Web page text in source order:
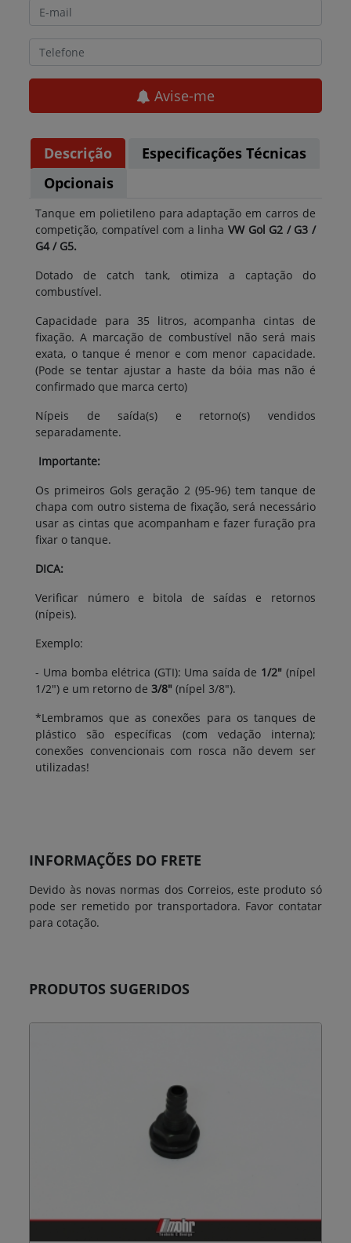
Avise-me
Descrição
Especificações Técnicas
Opcionais
Tanque em polietileno para adaptação em carros de
competição, compatível com a linha VW Gol G2 / G3 /
G4 / G5.
Dotado de catch tank, otimiza a captação do
combustível.
Capacidade para 35 litros, acompanha cintas de
fixação. A marcação de combustível não será mais
exata, o tanque é menor e com menor capacidade.
(Pode se tentar ajustar a haste da bóia mas não é
confirmado que marca certo)
Nípeis de saída(s) e retorno(s) vendidos
separadamente.
Importante:
Os primeiros Gols geração 2 (95-96) tem tanque de
chapa com outro sistema de fixação, será necessário
usar as cintas que acompanham e fazer furação pra
fixar o tanque.
DICA:
Verificar número e bitola de saídas e retornos
(nípeis).
Exemplo:
- Uma bomba elétrica (GTI): Uma saída de 1/2" (nípel
1/2") e um retorno de3/8" (nípel 3/8").
*Lembramos que as conexões para os tanques de
plástico são específicas (com vedação interna);
conexões convencionais com rosca não devem ser
utilizadas!
INFORMAÇÕES DO FRETE
Devido às novas normas dos Correios, este produto só
pode ser remetido por transportadora. Favor contatar
para cotação.
PRODUTOS SUGERIDOS